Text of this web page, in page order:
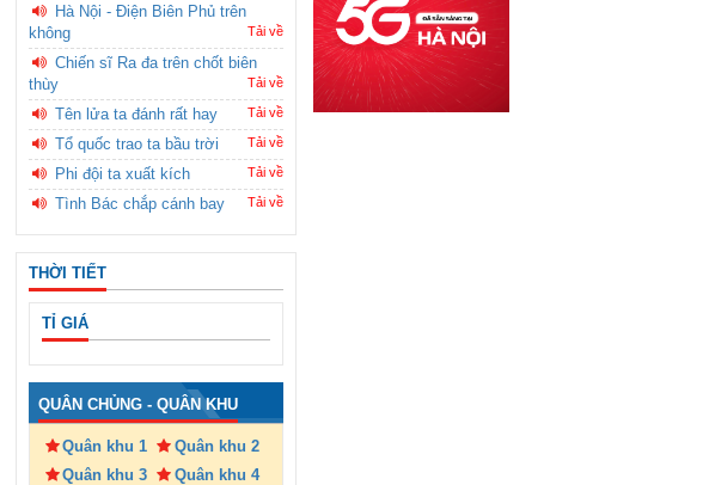
Hà Nội - Điện Biên Phủ trên
không
Tải về
Chiến sĩ Ra đa trên chốt biên
thùy
Tải về
Tên lửa ta đánh rất hay Tải về
Tổ quốc trao ta bầu trời Tải về
Phi đội ta xuất kích Tải về
Tình Bác chắp cánh bay Tải về
THỜI TIẾT
TỈ GIÁ
QUÂN CHỦNG - QUÂN KHU
Quân khu 1
Quân khu 2
Quân khu 3
Quân khu 4